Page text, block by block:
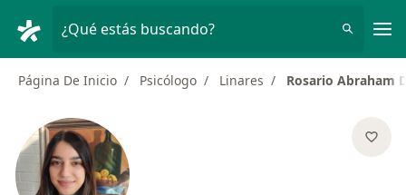
¿Qué estás buscando?
Página De Inicio Psicólogo Linares Rosario Abraham